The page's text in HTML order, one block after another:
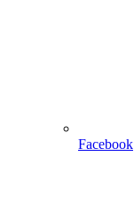
Facebook